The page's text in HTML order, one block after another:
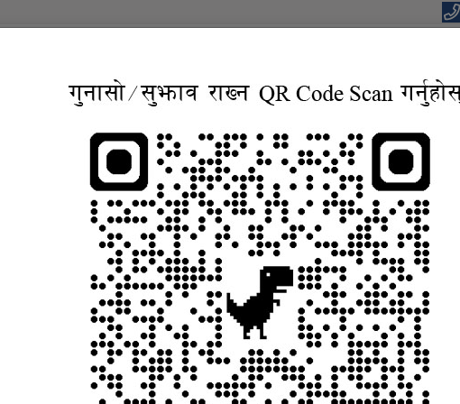
पुर्वाधार, बहुसाँस्कृतिक, आवासिय समृद्ध शहर”
सूचना तथा जानकारी निर्णयहरु कानुन विद्युतिय सुशासन सेवा